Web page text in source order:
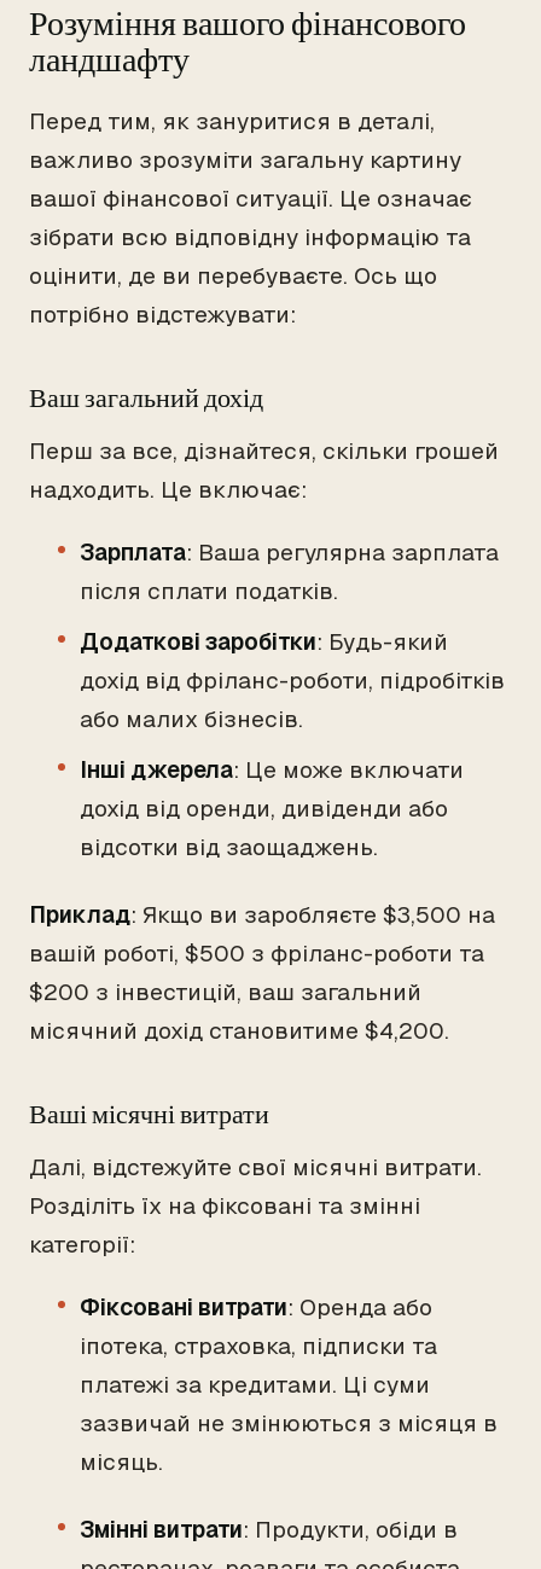
Розуміння вашого фінансового
ландшафту
Перед тим, як зануритися в деталі,
важливо зрозуміти загальну картину
вашої фінансової ситуації. Це означає
зібрати всю відповідну інформацію та
оцінити, де ви перебуваєте. Ось що
потрібно відстежувати:
Ваш загальний дохід
Перш за все, дізнайтеся, скільки грошей
надходить. Це включає:
Зарплата: Ваша регулярна зарплата
після сплати податків.
Додаткові заробітки: Будь-який
дохід від фріланс-роботи, підробітків
або малих бізнесів.
Інші джерела: Це може включати
дохід від оренди, дивіденди або
відсотки від заощаджень.
Приклад: Якщо ви заробляєте $3,500 на
вашій роботі, $500 з фріланс-роботи та
$200 з інвестицій, ваш загальний
місячний дохід становитиме $4,200.
Ваші місячні витрати
Далі, відстежуйте свої місячні витрати.
Розділіть їх на фіксовані та змінні
категорії:
Фіксовані витрати: Оренда або
іпотека, страховка, підписки та
платежі за кредитами. Ці суми
зазвичай не змінюються з місяця в
місяць.
Змінні витрати: Продукти, обіди в